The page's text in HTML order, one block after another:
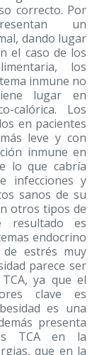
correcto. Por
un
dando lugar
el caso de los
los
inmune no
lugar en
calórica. Los
en pacientes
leve y con
inmune en
lo que cabría
infecciones y
sanos de su
otros tipos de
resultado es
endocrino
estrés muy
parece ser
ya que el
clave es
es una
presenta
TCA en la
que en la